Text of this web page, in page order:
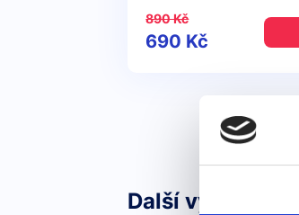
890 Kč
690 Kč
Další výrazy